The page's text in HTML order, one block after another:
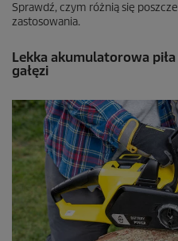
Sprawdź, czym różnią się
zastosowania.
Lekka akumulatorowa
gałęzi